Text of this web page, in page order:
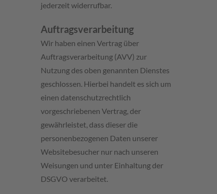
jederzeit widerrufbar.
Auftragsverarbeitung
Wir haben einen Vertrag über
Auftragsverarbeitung (AVV) zur
Nutzung des oben genannten Dienstes
geschlossen. Hierbei handelt es sich um
einen datenschutzrechtlich
vorgeschriebenen Vertrag, der
gewährleistet, dass dieser die
personenbezogenen Daten unserer
Websitebesucher nur nach unseren
Weisungen und unter Einhaltung der
DSGVO verarbeitet.